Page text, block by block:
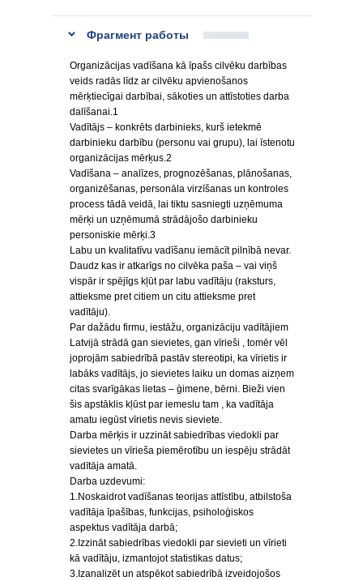
Фрагмент работы
Organizācijas vadīšana kā īpašs cilvēku darbības
veids radās līdz ar cilvēku apvienošanos
mērķtiecīgai darbībai, sākoties un attīstoties darba
dalīšanai.1
Vadītājs – konkrēts darbinieks, kurš ietekmē
darbinieku darbību (personu vai grupu), lai īstenotu
organizācijas mērķus.2
Vadīšana – analīzes, prognozēšanas, plānošanas,
organizēšanas, personāla virzīšanas un kontroles
process tādā veidā, lai tiktu sasniegti uzņēmuma
mērķi un uzņēmumā strādājošo darbinieku
personiskie mērķi.3
Labu un kvalitatīvu vadīšanu iemācīt pilnībā nevar.
Daudz kas ir atkarīgs no cilvēka paša – vai viņš
vispār ir spējīgs kļūt par labu vadītāju (raksturs,
attieksme pret citiem un citu attieksme pret
vadītāju).
Par dažādu firmu, iestāžu, organizāciju vadītājiem
Latvijā strādā gan sievietes, gan vīrieši , tomēr vēl
joprojām sabiedrībā pastāv stereotipi, ka vīrietis ir
labāks vadītājs, jo sievietes laiku un domas aizņem
citas svarīgākas lietas – ģimene, bērni. Bieži vien
šis apstāklis kļūst par iemeslu tam , ka vadītāja
amatu iegūst vīrietis nevis sieviete.
Darba mērķis ir uzzināt sabiedrības viedokli par
sievietes un vīrieša piemērotību un iespēju strādāt
vadītāja amatā.
Darba uzdevumi:
1.Noskaidrot vadīšanas teorijas attīstību, atbilstoša
vadītāja īpašības, funkcijas, psiholoģiskos
aspektus vadītāja darbā;
2.Izzināt sabiedrības viedokli par sievieti un vīrieti
kā vadītāju, izmantojot statistikas datus;
3.Izanalizēt un atspēkot sabiedrībā izveidojošos